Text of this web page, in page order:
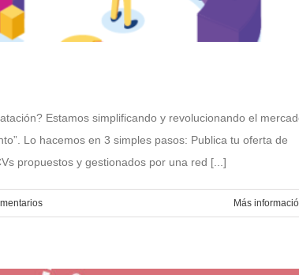
Estamos simplificando y revolucionando el
Lo hacemos en 3 simples pasos: Publica tu oferta de
propuestos y gestionados por una red [...]
Más